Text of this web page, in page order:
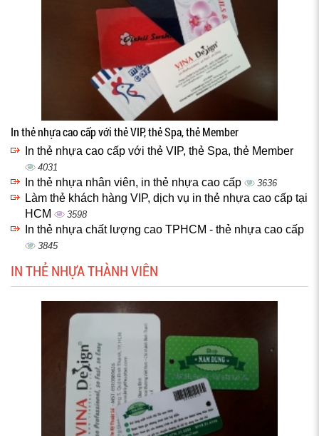
In thẻ nhựa cao cấp với thẻ VIP, thẻ Spa, thẻ Member
In thẻ nhựa cao cấp với thẻ VIP, thẻ Spa, thẻ Member
4031
In thẻ nhựa nhân viên, in thẻ nhựa cao cấp 3636
Làm thẻ khách hàng VIP, dịch vụ in thẻ nhựa cao cấp tại
HCM
3598
In thẻ nhựa chất lượng cao TPHCM - thẻ nhựa cao cấp
3845
IN THẺ NHỰA THÀNH VIÊN